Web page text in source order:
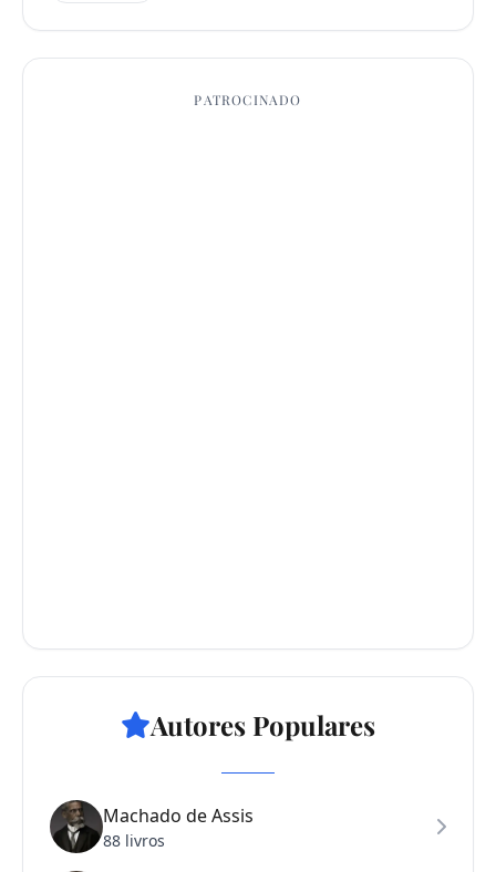
PATROCINADO
Autores Populares
Machado de Assis
88 livros